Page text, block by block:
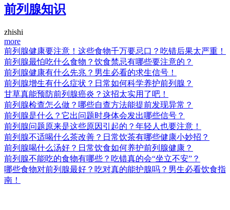
前列腺知识
zhishi
more
前列腺健康要注意！这些食物千万要忌口？吃错后果太严重！
前列腺最怕吃什么食物？饮食禁忌有哪些要注意的？
前列腺健康有什么先兆？男生必看的求生信号！
前列腺增生有什么症状？日常如何科学养护前列腺？
甘草真能预防前列腺癌炎？这招太实用了吧！
前列腺检查怎么做？哪些自查方法能提前发现异常？
前列腺是什么？它出问题时身体会发出哪些信号？
前列腺问题原来是这些原因引起的？年轻人也要注意！
前列腺不适喝什么茶改善？日常饮茶有哪些健康小妙招？
前列腺喝什么汤好？日常饮食如何养护前列腺健康？
前列腺不能吃的食物有哪些？吃错真的会“坐立不安”？
哪些食物对前列腺最好？吃对真的能护腺吗？男生必看饮食指
南！